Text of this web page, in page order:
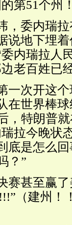
第51个州
，委内瑞
说地下埋
内瑞拉人
老百姓已
一次开这
在世界棒
，特朗普就
拉今晚状
底是怎么
？”
赛甚至赢
（建州！